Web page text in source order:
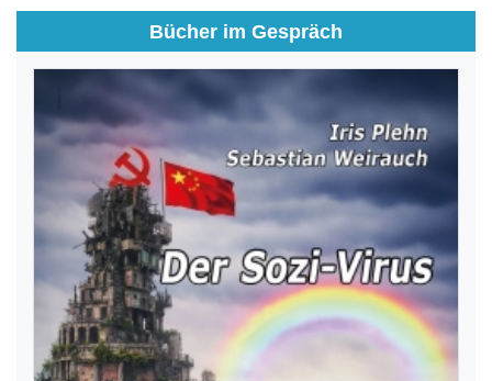
Bücher im Gespräch